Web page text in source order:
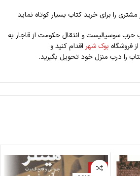
مشتری را برای خرید کتاب بسیار کوتاه نماید
حزب سوسیالیست و انتقال حکومت از قاجار به
فروشگاه بوک شهر اقدام کنید و
را درب منزل خود تحویل بگیرید.
-7%